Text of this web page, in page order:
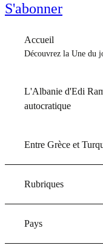
S'abonner
Accueil
Découvrez la Une du
L'Albanie d'Edi
autocratique
Entre Grèce et
Rubriques
Pays